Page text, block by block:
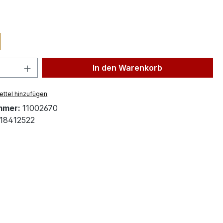
Anzahl: Gib den gewünschten Wert
In den Warenkorb
hinzufügen
11002670